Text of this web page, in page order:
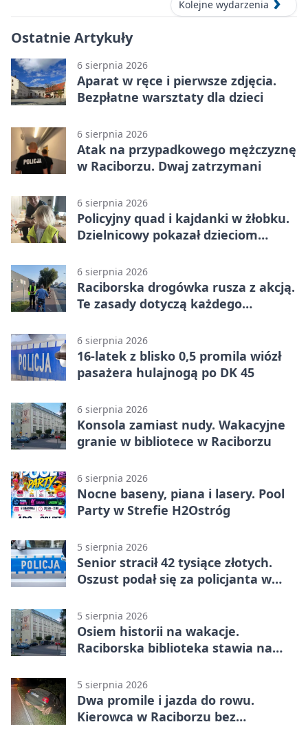
Kolejne wydarzenia
Ostatnie Artykuły
6 sierpnia 2026
Aparat w ręce i pierwsze zdjęcia.
Bezpłatne warsztaty dla dzieci
6 sierpnia 2026
Atak na przypadkowego mężczyznę
w Raciborzu. Dwaj zatrzymani
6 sierpnia 2026
Policyjny quad i kajdanki w żłobku.
Dzielnicowy pokazał dzieciom
6 sierpnia 2026
Raciborska drogówka rusza z akcją.
Te zasady dotyczą każdego
6 sierpnia 2026
16-latek z blisko 0,5 promila wiózł
pasażera hulajnogą po DK 45
6 sierpnia 2026
Konsola zamiast nudy. Wakacyjne
granie w bibliotece w Raciborzu
6 sierpnia 2026
Nocne baseny, piana i lasery. Pool
Party w Strefie H2Ostróg
5 sierpnia 2026
Senior stracił 42 tysiące złotych.
Oszust podał się za policjanta w
5 sierpnia 2026
Osiem historii na wakacje.
Raciborska biblioteka stawia na
5 sierpnia 2026
Dwa promile i jazda do rowu.
Kierowca w Raciborzu bez